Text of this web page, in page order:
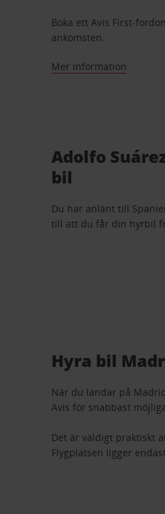
Boka ett Avis First-
ankomsten.
Mer information
Adolfo
bil
Du har anlänt till
till att du får din hyrbil
Hyra bil
När du landar på
Avis för snabbast
Det är väldigt praktiskt
Flygplatsen ligger